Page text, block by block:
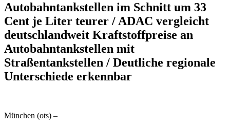
Autobahntankstellen im Schnitt um 33
Cent je Liter teurer / ADAC vergleicht
deutschlandweit Kraftstoffpreise an
Autobahntankstellen mit
Straßentankstellen / Deutliche regionale
Unterschiede erkennbar
München (ots) –